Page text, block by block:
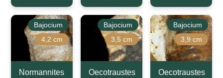
Bajocium
4,2 cm
Normannites
Bajocium
3,5 cm
Oecotraustes
Bajocium
3,9 cm
Oecotraustes